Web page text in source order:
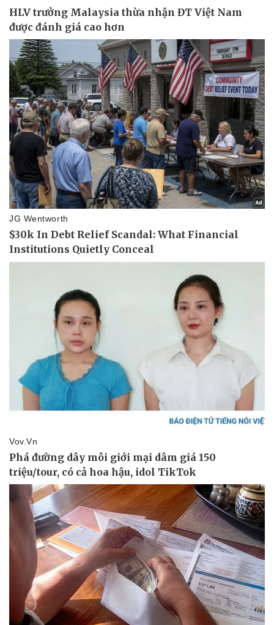
Pháp luật
Vụ án
Tin nóng
Tư vấn luật
Quân sự - Quốc phòng
Vũ khí
Việt Nam
Phân tích